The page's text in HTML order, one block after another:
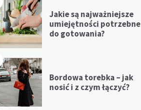
Jakie są najważniejsze
umiejętności potrzebne
do gotowania?
Bordowa torebka – jak
nosić i z czym łączyć?